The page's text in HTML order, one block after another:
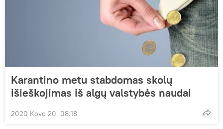
Karantino metu stabdomas skolų
išieškojimas iš algų valstybės naudai
2020 Kovo 20, 08:18